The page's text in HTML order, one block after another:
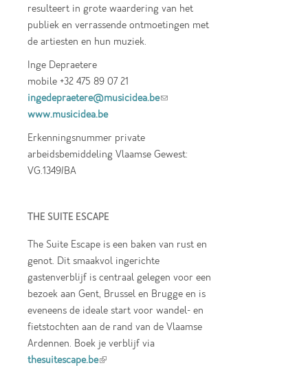
resulteert in grote waardering van het
publiek en verrassende ontmoetingen met
de artiesten en hun muziek.
Inge Depraetere
mobile +32 475 89 07 21
ingedepraetere@musicidea.be(link sends e-
www.musicidea.be
Erkenningsnummer private
arbeidsbemiddeling Vlaamse Gewest:
VG.1349/BA
THE SUITE ESCAPE
The Suite Escape is een baken van rust en
genot. Dit smaakvol ingerichte
gastenverblijf is centraal gelegen voor een
bezoek aan Gent, Brussel en Brugge en is
eveneens de ideale start voor wandel- en
fietstochten aan de rand van de Vlaamse
Ardennen. Boek je verblijf via
thesuitescape.be(link is external)